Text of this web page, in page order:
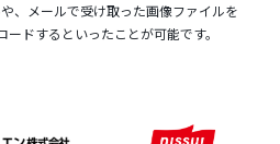
、メールで受け取った画像ファイルを
ドするといったことが可能です。